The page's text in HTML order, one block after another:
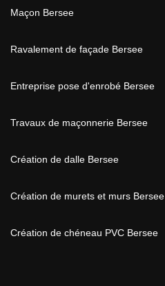
Maçon Bersee
Ravalement de façade Bersee
Entreprise pose d'enrobé Bersee
Travaux de maçonnerie Bersee
Création de dalle Bersee
Création de murets et murs Bersee
Création de chéneau PVC Bersee